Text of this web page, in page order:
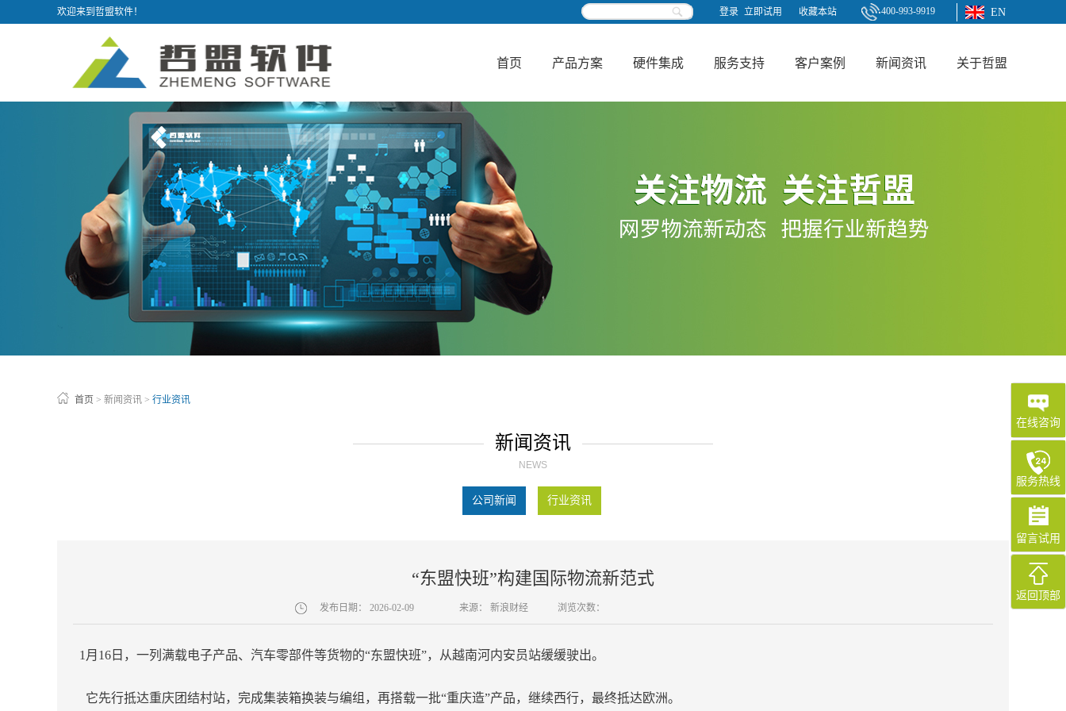
400-993-9919 EN
收藏本站
立即试用
登录
欢迎来到哲盟软件！
首页 产品方案 硬件集成 服务支持 客户案例 新闻资讯 关于哲盟
首页 > 新闻资讯 > 行业资讯
新闻资讯
NEWS
公司新闻 行业资讯
“东盟快班”构建国际物流新范式
发布日期： 2026-02-09 来源： 新浪财经 浏览次数：
1月16日，一列满载电子产品、汽车零部件等货物的“东盟快班”，从越南河内安员站缓缓驶出。
它先行抵达重庆团结村站，完成集装箱换装与编组，再搭载一批“重庆造”产品，继续西行，最终抵达欧洲。
在线咨询
服务热线
留言试用
返回顶部